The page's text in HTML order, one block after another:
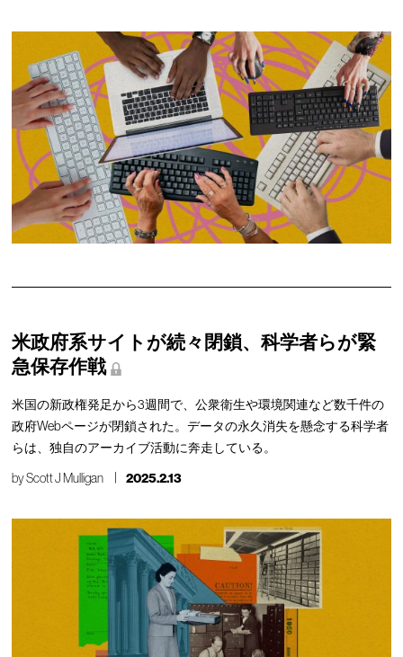
米政府系サイトが続々閉鎖、科学者らが緊
急保存作戦
米国の新政権発足から3週間で、公衆衛生や環境関連など数千件の
政府Webページが閉鎖された。データの永久消失を懸念する科学者
らは、独自のアーカイブ活動に奔走している。
byScott J Mulligan 2025.2.13